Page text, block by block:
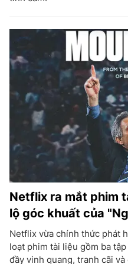
Netflix ra mắt phim
lộ góc khuất của
Netflix vừa chính thức phát
loạt phim tài liệu gồm ba
đầy vinh quang, tranh cãi và